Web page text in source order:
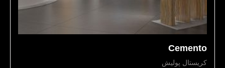
Cemento
کریستال پولیش